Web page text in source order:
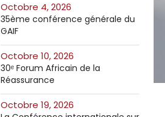
octobre 4, 2026
35ème conférence générale du
GAIF
octobre 10, 2026
30ᵉ Forum Africain de la
Réassurance
octobre 19, 2026